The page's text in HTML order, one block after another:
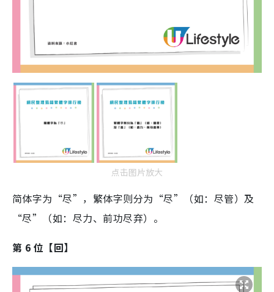
点击图片放大
简体字为“尽”，繁体字则分为“尽”（如：尽管）及
“尽”（如：尽力、前功尽弃）。
第 6 位【回】